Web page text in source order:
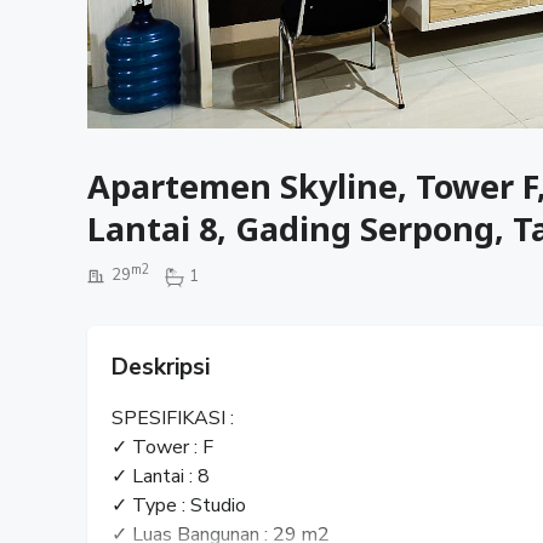
Apartemen Skyline, Tower
Lantai 8, Gading Serpong,
29m2 1
Deskripsi
SPESIFIKASI :
✓ Tower : F
✓ Lantai : 8
✓ Type : Studio
✓ Luas Bangunan : 29 m2